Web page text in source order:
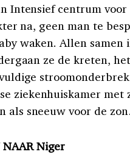
Intensief centrum
na, geen man te
waken. Allen samen
ze de kreten,
ziekenhuiskamer
als sneeuw voor de
Niger